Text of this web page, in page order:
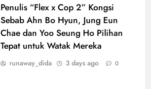
Penulis “Flex x Cop 2” Kongsi
Sebab Ahn Bo Hyun, Jung Eun
Chae dan Yoo Seung Ho Pilihan
Tepat untuk Watak Mereka
runaway_dida 3 days ago 0